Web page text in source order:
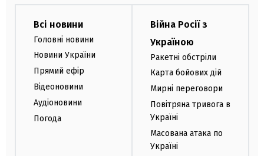
Всі новини
Головні новини
Новини України
Прямий ефір
Відеоновини
Аудіоновини
Погода
Війна Росії з
Україною
Ракетні обстріли
Карта бойових дій
Мирні переговори
Повітряна тривога в
Україні
Масована атака по
Україні